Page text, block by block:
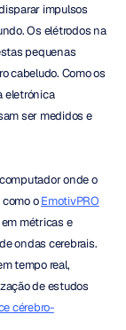
impulsos
Os elétrodos na
pequenas
cabeludo. Como os
eletrónica
ser medidos e
onde o
o EmotivPRO
métricas e
ondas cerebrais.
tempo real,
de estudos
cérebro-